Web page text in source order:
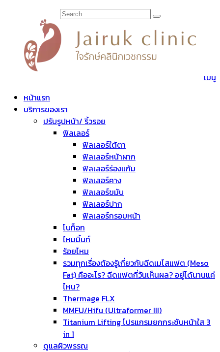
เมนู
หน้าแรก
บริการของเรา
ปรับรูปหน้า/ ริ้วรอย
ฟิลเลอร์
ฟิลเลอร์ใต้ตา
ฟิลเลอร์หน้าผาก
ฟิลเลอร์ร่องแก้ม
ฟิลเลอร์คาง
ฟิลเลอร์ขมับ
ฟิลเลอร์ปาก
ฟิลเลอร์กรอบหน้า
โบท็อก
ไหมมิ้นท์
ร้อยไหม
รวมทุกเรื่องต้องรู้เกี่ยวกับฉีดเมโสแฟต (Meso
Fat) คืออะไร? ฉีดแฟตกี่วันเห็นผล? อยู่ได้นานแค่
ไหน?
Thermage FLX
MMFU/Hifu (Ultraformer III)
Titanium Lifting โปรแกรมยกกระชับหน้าใส 3
in 1
ดูแลผิวพรรณ